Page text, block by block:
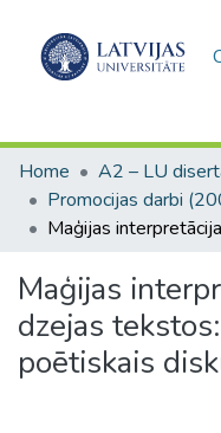
Home
Maģijas
dzejas
poētiskais